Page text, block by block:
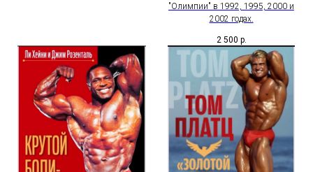
"Олимпии" в 1992, 1995, 2000 и
2002 годах.
2 500 р.